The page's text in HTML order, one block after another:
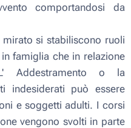
comportandosi da
si stabiliscono ruoli
famiglia che in relazione
Addestramento o la
indesiderati può essere
e soggetti adulti. I corsi
vengono svolti in parte